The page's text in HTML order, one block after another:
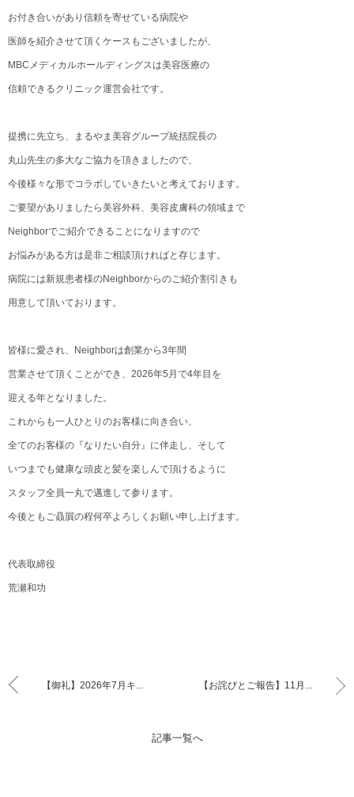
お付き合いがあり信頼を寄せている病院や
医師を紹介させて頂くケースもございましたが、
MBCメディカルホールディングスは美容医療の
信頼できるクリニック運営会社です。
提携に先立ち、まるやま美容グループ統括院長の
丸山先生の多大なご協力を頂きましたので、
今後様々な形でコラボしていきたいと考えております。
ご要望がありましたら美容外科、美容皮膚科の領域まで
Neighborでご紹介できることになりますので
お悩みがある方は是非ご相談頂ければと存じます。
病院には新規患者様のNeighborからのご紹介割引きも
用意して頂いております。
皆様に愛され、Neighborは創業から3年間
営業させて頂くことができ、2026年5月で4年目を
迎える年となりました。
これからも一人ひとりのお客様に向き合い、
全てのお客様の『なりたい自分』に伴走し、そして
いつまでも健康な頭皮と髪を楽しんで頂けるように
スタッフ全員一丸で邁進して参ります。
今後ともご贔屓の程何卒よろしくお願い申し上げます。
代表取締役
荒瀬和功
【御礼】2026年7月キ... 【お詫びとご報告】11月...
記事一覧へ